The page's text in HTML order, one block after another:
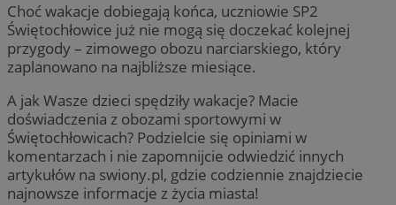
Choć wakacje dobiegają końca, uczniowie SP2
Świętochłowice już nie mogą się doczekać kolejnej
przygody – zimowego obozu narciarskiego, który
zaplanowano na najbliższe miesiące.
A jak Wasze dzieci spędziły wakacje? Macie
doświadczenia z obozami sportowymi w
Świętochłowicach? Podzielcie się opiniami w
komentarzach i nie zapomnijcie odwiedzić innych
artykułów na swiony.pl, gdzie codziennie znajdziecie
najnowsze informacje z życia miasta!